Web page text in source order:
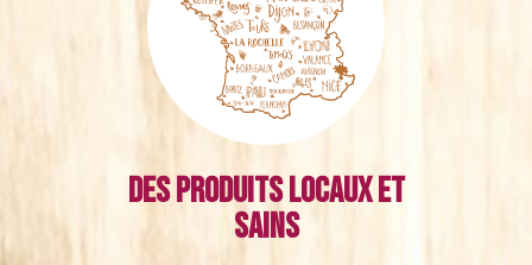
Des produits locaux et
sains